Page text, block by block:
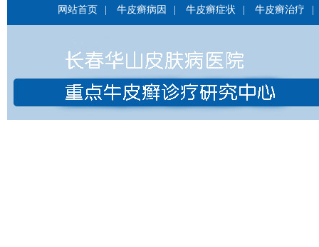
网站首页 牛皮癣病因 牛皮癣症状 牛皮癣治疗